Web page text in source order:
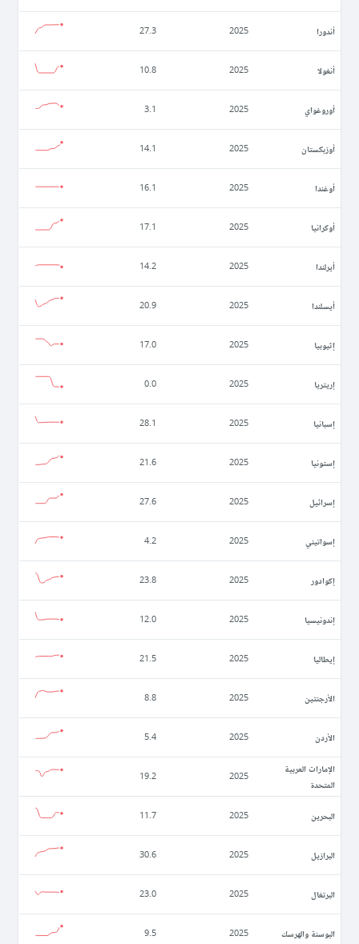
أندورا 2025
27.3
أنغولا 2025
10.8
أوروغواي 2025
3.1
أوزبكستان 2025
14.1
أوغندا 2025
16.1
أوكرانيا 2025
17.1
أيرلندا 2025
14.2
أيسلندا 2025
20.9
إثيوبيا 2025
17.0
إريتريا 2025
0.0
إسبانيا 2025
28.1
إستونيا 2025
21.6
إسرائيل 2025
27.6
إسواتيني 2025
4.2
إكوادور 2025
23.8
إندونيسيا 2025
12.0
إيطاليا 2025
21.5
الأرجنتين 2025
8.8
الأردن 2025
5.4
الإمارات العربية
المتحدة
2025
19.2
البحرين 2025
11.7
البرازيل 2025
30.6
البرتغال 2025
23.0
البوسنة والهرسك 2025
9.5